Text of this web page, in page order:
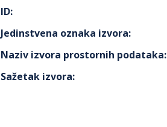
ID:
Jedinstvena oznaka izvora:
Naziv izvora prostornih podataka:
Sažetak izvora: